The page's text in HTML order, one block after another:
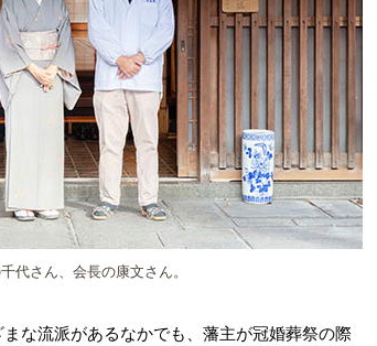
代さん、会長の康文さん。
な流派があるなかでも、藩主が冠婚葬祭の際